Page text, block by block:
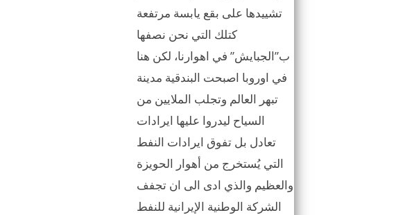
تشييدها على بقع يابسة مرتفعة
كتلك التي نحن نصفها
ب”الجبايش” في اهوارنا، لكن هنا
في اوروبا اصبحت البندقية مدينة
تبهر العالم وتجلب الملايين من
السياح ليدروا عليها ايرادات
تعادل بل تفوق ايرادات النفط
التي يُستخرج من أهوار الحويزة
والعظيم والذي ادى الى ان تجفف
الشركة الوطنية الإيرانية للنفط